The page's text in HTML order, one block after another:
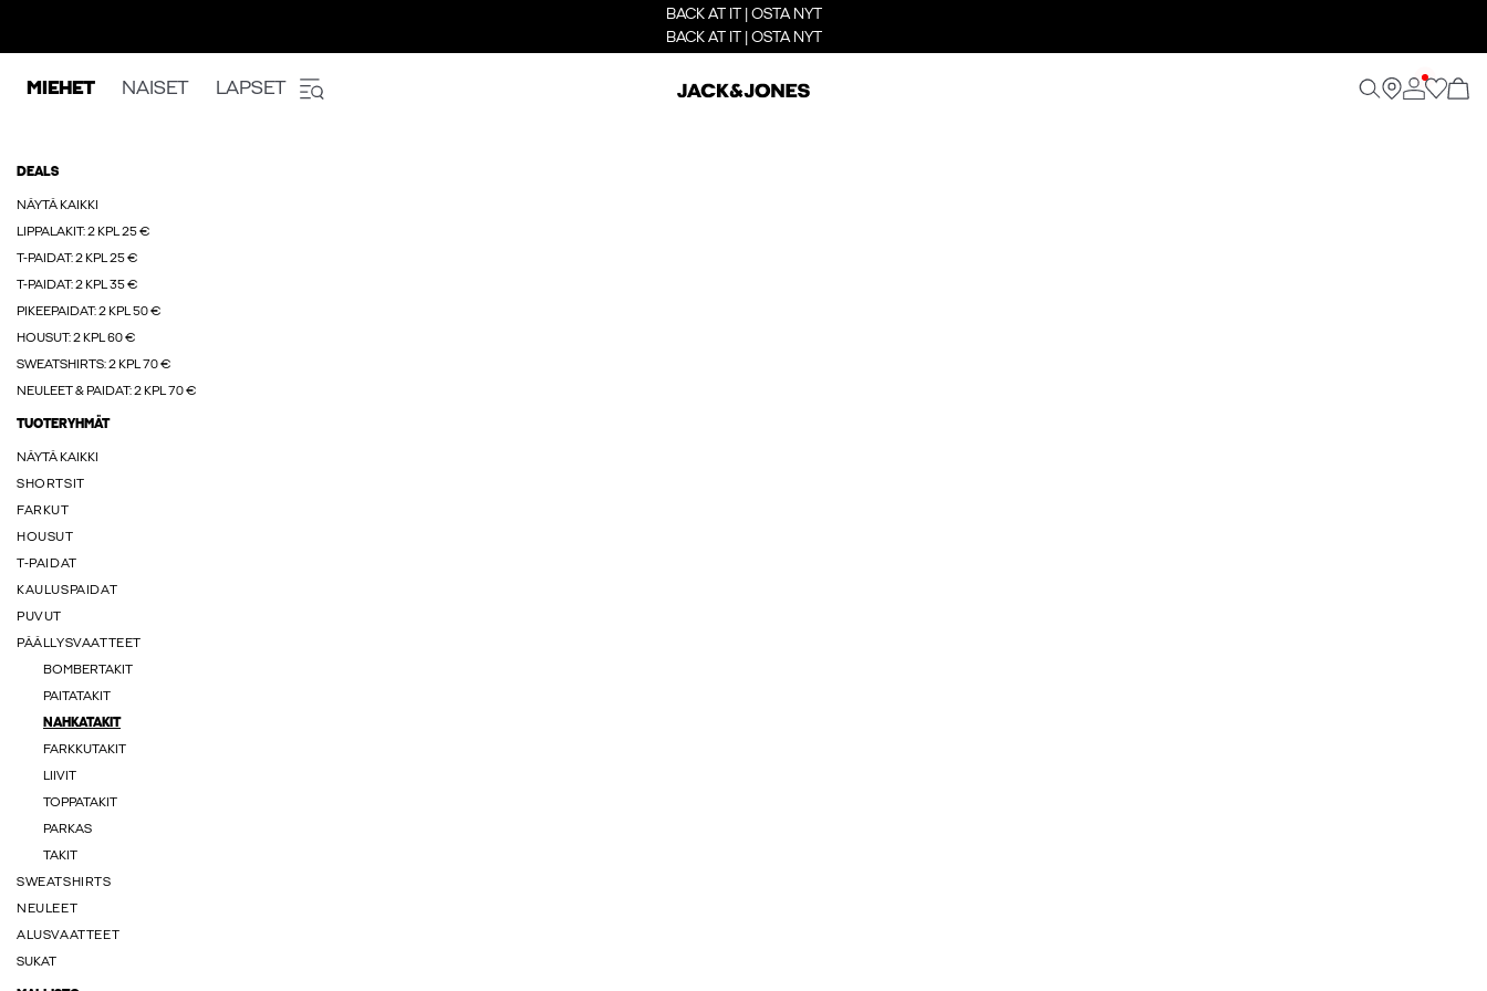
BACK AT IT | OSTA NYT
BACK AT IT | OSTA NYT
MIEHET NAISET LAPSET
DEALS
NÄYTÄ KAIKKI
LIPPALAKIT: 2 KPL 25 €
T-PAIDAT: 2 KPL 25 €
T-PAIDAT: 2 KPL 35 €
PIKEEPAIDAT: 2 KPL 50 €
HOUSUT: 2 KPL 60 €
SWEATSHIRTS: 2 KPL 70 €
NEULEET & PAIDAT: 2 KPL 70 €
TUOTERYHMÄT
NÄYTÄ KAIKKI
SHORTSIT
FARKUT
HOUSUT
T-PAIDAT
KAULUSPAIDAT
PUVUT
PÄÄLLYSVAATTEET
BOMBERTAKIT
PAITATAKIT
NAHKATAKIT
FARKKUTAKIT
LIIVIT
TOPPATAKIT
PARKAS
TAKIT
SWEATSHIRTS
NEULEET
ALUSVAATTEET
SUKAT